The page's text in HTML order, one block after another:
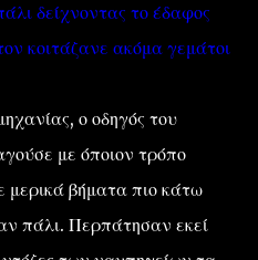
δείχνοντας το έδαφος
κοιτάζανε ακόμα γεμάτοι
ο οδηγός του
με όποιον τρόπο
βήματα πιο κάτω
πάλι. Περπάτησαν εκεί